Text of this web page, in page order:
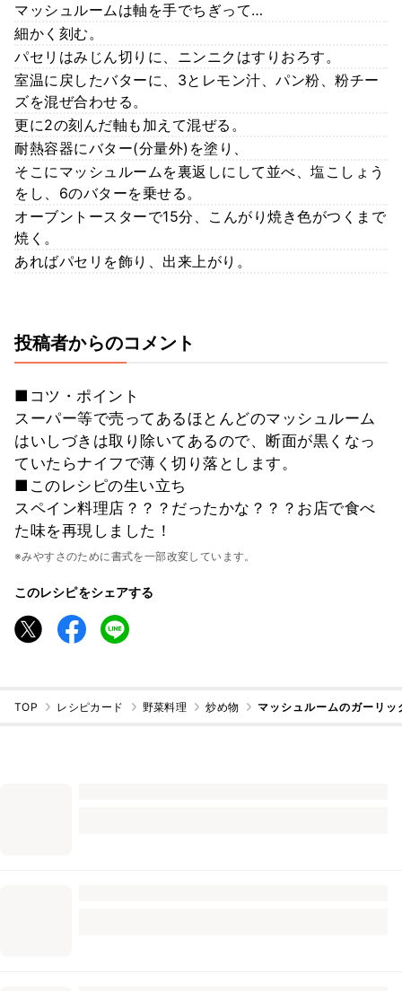
マッシュルームは軸を手でちぎって…
細かく刻む。
パセリはみじん切りに、ニンニクはすりおろす。
室温に戻したバターに、3とレモン汁、パン粉、粉チー
ズを混ぜ合わせる。
更に2の刻んだ軸も加えて混ぜる。
耐熱容器にバター(分量外)を塗り、
そこにマッシュルームを裏返しにして並べ、塩こしょう
をし、6のバターを乗せる。
オーブントースターで15分、こんがり焼き色がつくまで
焼く。
あればパセリを飾り、出来上がり。
投稿者からのコメント
■コツ・ポイント
スーパー等で売ってあるほとんどのマッシュルーム
はいしづきは取り除いてあるので、断面が黒くなっ
ていたらナイフで薄く切り落とします。
■このレシピの生い立ち
スペイン料理店？？？だったかな？？？お店で食べ
た味を再現しました！
※みやすさのために書式を一部改変しています。
このレシピをシェアする
TOP レシピカード 野菜料理 炒め物 マッシュルームのガーリッ